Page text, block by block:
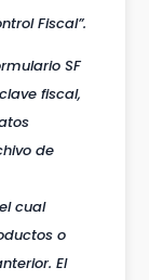
Fiscal”.
SF
fiscal,
de
cual
o
El